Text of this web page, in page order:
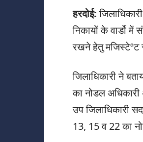
हरदोई:
निकायों के वार्डो
रखने हेतु मजिस्टेªट
जिलाधिकारी ने
का नोडल
उप जिलाधिकारी
13, 15 व 22 का